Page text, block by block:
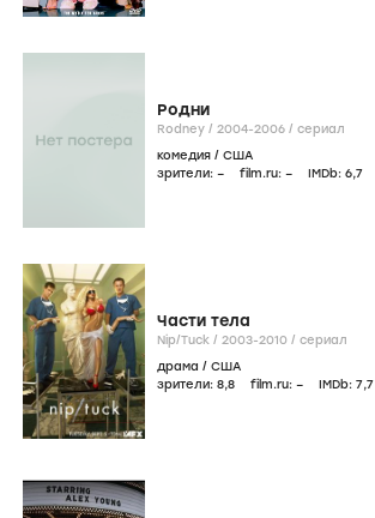
Родни
Rodney / 2004-2006 / сериал
комедия / США
зрители: – film.ru: – IMDb: 6,7
Части тела
Nip/Tuck / 2003-2010 / сериал
драма / США
зрители: 8,8 film.ru: – IMDb: 7,7